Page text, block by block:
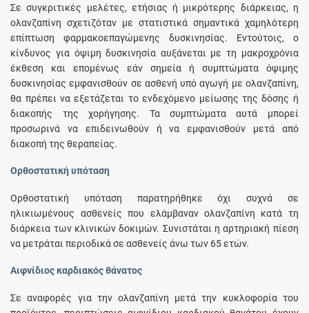
Σε συγκριτικές μελέτες, ετήσιας ή μικρότερης διάρκειας, η
ολανζαπίνη σχετιζόταν με στατιστικά σημαντικά χαμηλότερη
επίπτωση φαρμακοεπαγώμενης δυσκινησίας. Εντούτοις, ο
κίνδυνος για όψιμη δυσκινησία αυξάνεται με τη μακροχρόνια
έκθεση και επομένως εάν σημεία ή συμπτώματα όψιμης
δυσκινησίας εμφανισθούν σε ασθενή υπό αγωγή με ολανζαπίνη,
θα πρέπει να εξετάζεται το ενδεχόμενο μείωσης της δόσης ή
διακοπής της χορήγησης. Τα συμπτώματα αυτά μπορεί
προσωρινά να επιδεινωθούν ή να εμφανισθούν μετά από
διακοπή της θεραπείας.
Ορθοστατική υπόταση
Ορθοστατική υπόταση παρατηρήθηκε όχι συχνά σε
ηλικιωμένους ασθενείς που ελάμβαναν ολανζαπίνη κατά τη
διάρκεια των κλινικών δοκιμών. Συνιστάται η αρτηριακή πίεση
να μετράται περιοδικά σε ασθενείς άνω των 65 ετών.
Αιφνίδιος καρδιακός θάνατος
Σε αναφορές για την ολανζαπίνη μετά την κυκλοφορία του